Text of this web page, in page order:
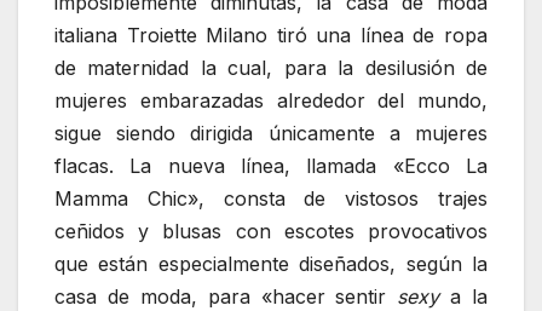
italiana Troiette Milano tiró una línea de ropa
de maternidad la cual, para la desilusión de
mujeres embarazadas alrededor del mundo,
sigue siendo dirigida únicamente a mujeres
flacas. La nueva línea, llamada «Ecco La
Mamma Chic», consta de vistosos trajes
ceñidos y blusas con escotes provocativos
que están especialmente diseñados, según la
casa de moda, para «hacer sentir sexya la